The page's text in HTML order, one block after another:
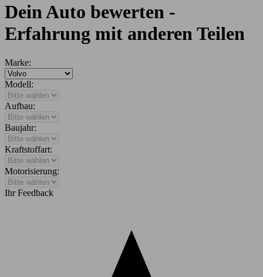
Dein Auto bewerten -
Erfahrung mit anderen Teilen
Marke:
Modell:
Aufbau:
Baujahr:
Kraftstoffart:
Motorisierung:
Ihr Feedback